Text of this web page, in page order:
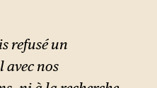
dissociées —
des relations
les
et
refusé un
avec nos